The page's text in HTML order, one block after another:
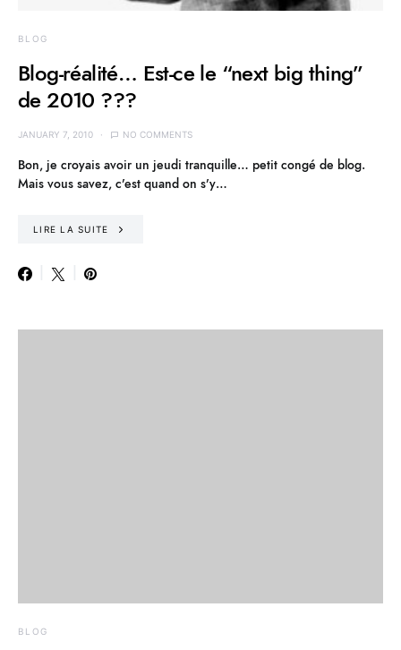
BLOG
Blog-réalité… Est-ce le “next big thing”
de 2010 ???
JANUARY 7, 2010 NO COMMENTS
Bon, je croyais avoir un jeudi tranquille… petit congé de blog.
Mais vous savez, c’est quand on s’y…
LIRE LA SUITE
BLOG